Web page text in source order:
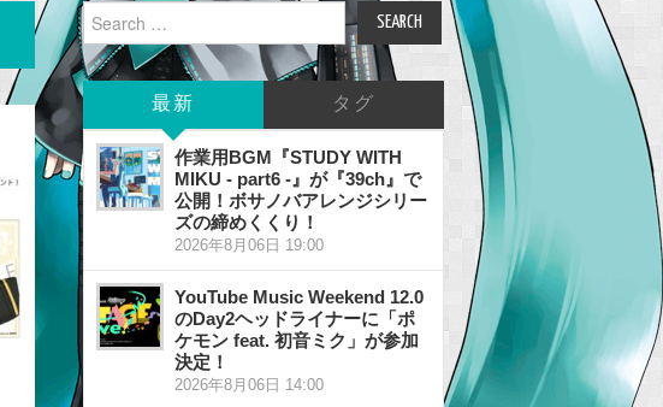
Search
for:
最新 タグ
作業用BGM『STUDY WITH
MIKU - part6 -』が『39ch』で
公開！ボサノバアレンジシリー
ズの締めくくり！
2026年8月06日 19:00
YouTube Music Weekend 12.0
のDay2ヘッドライナーに「ポ
ケモン feat. 初音ミク」が参加
決定！
2026年8月06日 14:00